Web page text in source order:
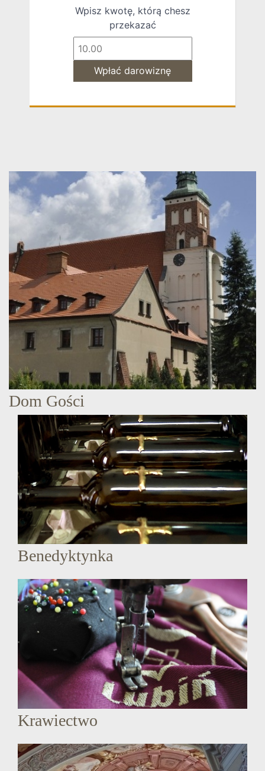
Wpisz kwotę, którą chesz
przekazać
Dom Gości
Benedyktynka
Krawiectwo